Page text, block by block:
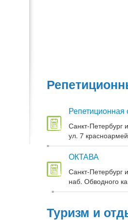
Репетиционная
Санкт-Петербург
ул. 7
ОКТАВА
Санкт-Петербург
наб. Обводного
Туризм и